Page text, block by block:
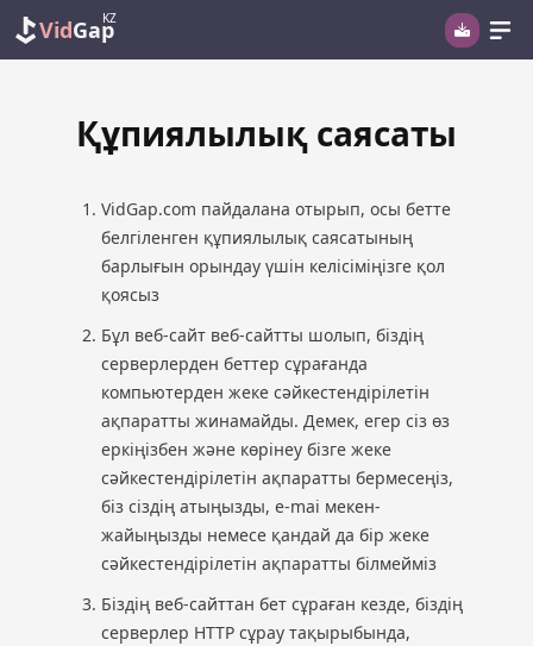
VidGap
KZ
Құпиялылық саясаты
VidGap.com пайдалана отырып, осы бетте
белгіленген құпиялылық саясатының
барлығын орындау үшін келісіміңізге қол
қоясыз
Бұл веб-сайт веб-сайтты шолып, біздің
серверлерден беттер сұрағанда
компьютерден жеке сәйкестендірілетін
ақпаратты жинамайды. Демек, егер сіз өз
еркіңізбен және көрінеу бізге жеке
сәйкестендірілетін ақпаратты бермесеңіз,
біз сіздің атыңызды, e-mai мекен-
жайыңызды немесе қандай да бір жеке
сәйкестендірілетін ақпаратты білмейміз
Біздің веб-сайттан бет сұраған кезде, біздің
серверлер HTTP сұрау тақырыбында,